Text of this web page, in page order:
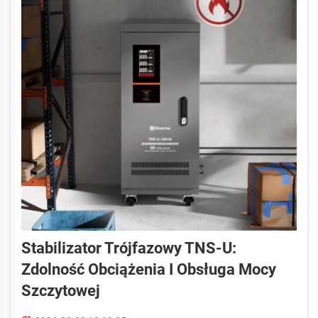
Stabilizator Trójfazowy TNS-U:
Zdolność Obciążenia I Obsługa Mocy
Szczytowej